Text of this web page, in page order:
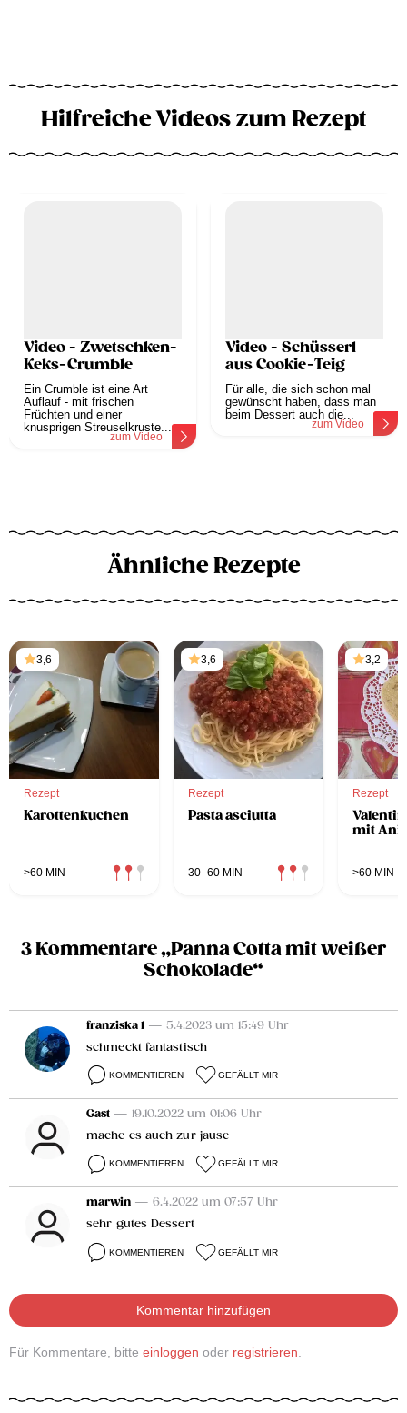
Hilfreiche Videos zum Rezept
Video - Zwetschken-
Keks-Crumble
Ein Crumble ist eine Art
Auflauf - mit frischen
Früchten und einer
knusprigen Streuselkruste....
zum Video
Video - Schüsserl
aus Cookie-Teig
Für alle, die sich schon mal
gewünscht haben, dass man
beim Dessert auch die...
zum Video
Ähnliche Rezepte
3,6
Rezept
Karottenkuchen
>60 MIN
3,6
Rezept
Pasta asciutta
30–60 MIN
3,2
Rezept
mit
>60 MIN
3 Kommentare „Panna Cotta mit weißer
Schokolade“
franziska 1 — 5.4.2023 um 15:49 Uhr
schmeckt fantastisch
KOMMENTIEREN GEFÄLLT MIR
Gast — 19.10.2022 um 01:06 Uhr
mache es auch zur jause
KOMMENTIEREN GEFÄLLT MIR
marwin — 6.4.2022 um 07:57 Uhr
sehr gutes Dessert
KOMMENTIEREN GEFÄLLT MIR
Kommentar hinzufügen
Für Kommentare, bitte einloggen oder registrieren